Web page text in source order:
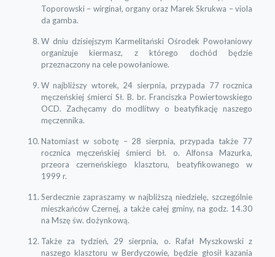
Toporowski – wirginał, organy oraz Marek Skrukwa – viola
da gamba.
W dniu dzisiejszym Karmelitański Ośrodek Powołaniowy
organizuje kiermasz, z którego dochód będzie
przeznaczony na cele powołaniowe.
W najbliższy wtorek, 24 sierpnia, przypada 77 rocznica
męczeńskiej śmierci Sł. B. br. Franciszka Powiertowskiego
OCD. Zachęcamy do modlitwy o beatyfikację naszego
męczennika.
Natomiast w sobotę – 28 sierpnia, przypada także 77
rocznica męczeńskiej śmierci bł. o. Alfonsa Mazurka,
przeora czerneńskiego klasztoru, beatyfikowanego w
1999 r.
Serdecznie zapraszamy w najbliższą niedzielę, szczególnie
mieszkańców Czernej, a także całej gminy, na godz. 14.30
na Mszę św. dożynkową.
Także za tydzień, 29 sierpnia, o. Rafał Myszkowski z
naszego klasztoru w Berdyczowie, będzie głosił kazania